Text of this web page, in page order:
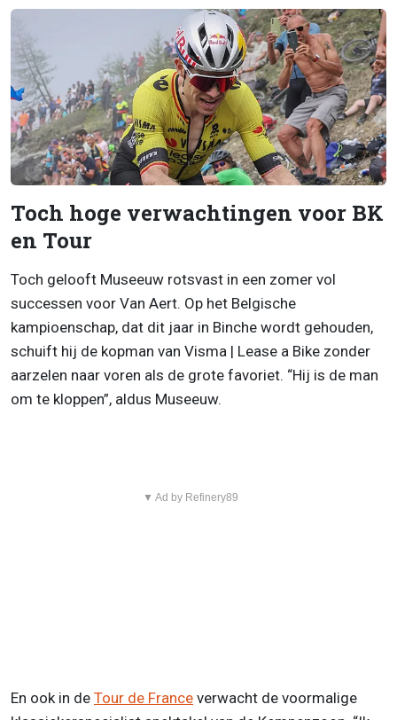
Toch hoge verwachtingen voor BK
en Tour
Toch gelooft Museeuw rotsvast in een zomer vol
successen voor Van Aert. Op het Belgische
kampioenschap, dat dit jaar in Binche wordt gehouden,
schuift hij de kopman van Visma | Lease a Bike zonder
aarzelen naar voren als de grote favoriet. “Hij is de man
om te kloppen”, aldus Museeuw.
▼ Ad by Refinery89
En ook in de Tour de France verwacht de voormalige